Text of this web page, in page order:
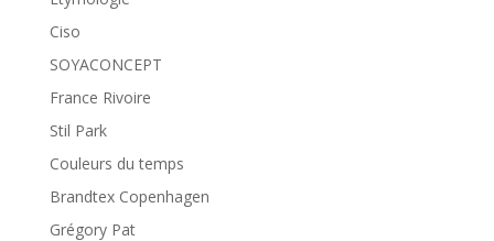
Ciso
SOYACONCEPT
France Rivoire
Stil Park
Couleurs du temps
Brandtex Copenhagen
Grégory Pat